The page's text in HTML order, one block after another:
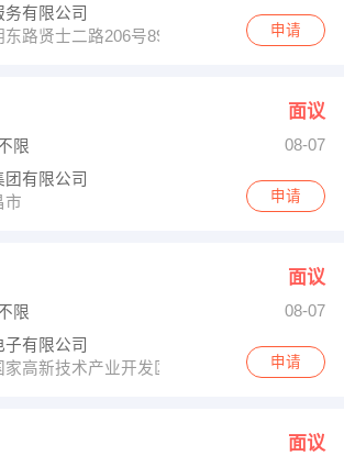
有限公司
东路贤士二路206号89栋2单元201室 申请
面议
限
08-07
有限公司
市
申请
面议
限
08-07
有限公司
家高新技术产业开发区京东大道1699号
申请
面议